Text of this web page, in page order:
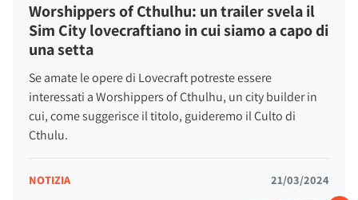
Worshippers of Cthulhu: un trailer svela il
Sim City lovecraftiano in cui siamo a capo di
una setta
Se amate le opere di Lovecraft potreste essere
interessati a Worshippers of Cthulhu, un city builder in
cui, come suggerisce il titolo, guideremo il Culto di
Cthulu.
NOTIZIA 21/03/2024